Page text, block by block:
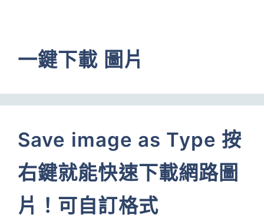
一鍵下載 圖片
Save image as Type 按
右鍵就能快速下載網路圖
片！可自訂格式